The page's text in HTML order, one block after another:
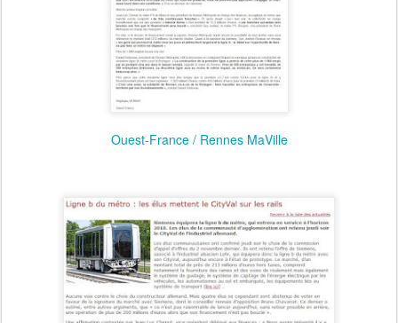
Ouest-France / Rennes MaVille